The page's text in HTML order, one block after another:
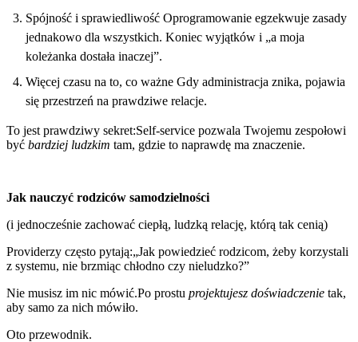
Spójność i sprawiedliwość Oprogramowanie egzekwuje zasady
jednakowo dla wszystkich. Koniec wyjątków i „a moja
koleżanka dostała inaczej”.
Więcej czasu na to, co ważne Gdy administracja znika, pojawia
się przestrzeń na prawdziwe relacje.
To jest prawdziwy sekret:Self-service pozwala Twojemu zespołowi
być bardziej ludzkim tam, gdzie to naprawdę ma znaczenie.
Jak nauczyć rodziców samodzielności
(i jednocześnie zachować ciepłą, ludzką relację, którą tak cenią)
Providerzy często pytają:„Jak powiedzieć rodzicom, żeby korzystali
z systemu, nie brzmiąc chłodno czy nieludzko?”
Nie musisz im nic mówić.Po prostu projektujesz doświadczenie tak,
aby samo za nich mówiło.
Oto przewodnik.